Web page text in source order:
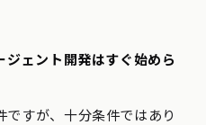
ェント開発はすぐ始めら
すが、十分条件ではあり